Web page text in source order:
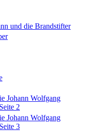
und die Brandstifter
Johann Wolfgang
2
Johann Wolfgang
3